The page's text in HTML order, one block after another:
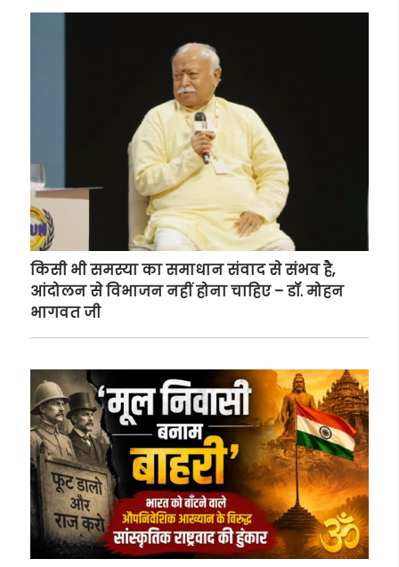
किसी भी समस्या का समाधान संवाद से संभव है,
आंदोलन से विभाजन नहीं होना चाहिए – डॉ. मोहन
भागवत जी